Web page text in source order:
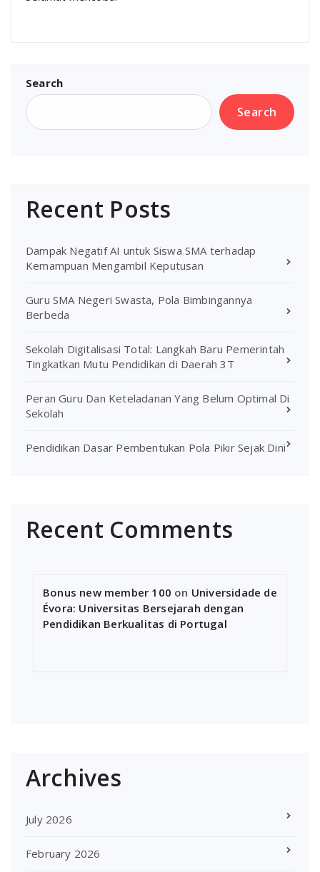
Search
Search
Recent Posts
Dampak Negatif AI untuk Siswa SMA terhadap
Kemampuan Mengambil Keputusan
Guru SMA Negeri Swasta, Pola Bimbingannya
Berbeda
Sekolah Digitalisasi Total: Langkah Baru Pemerintah
Tingkatkan Mutu Pendidikan di Daerah 3T
Peran Guru Dan Keteladanan Yang Belum Optimal Di
Sekolah
Pendidikan Dasar Pembentukan Pola Pikir Sejak Dini
Recent Comments
Bonus new member 100 on Universidade de
Évora: Universitas Bersejarah dengan
Pendidikan Berkualitas di Portugal
Archives
July 2026
February 2026